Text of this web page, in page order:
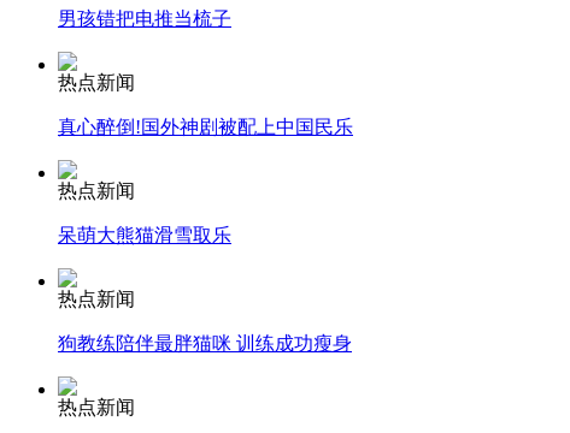
外交部：有关国家言论片面不公正
安徽一实载49人客车翻车
走！跟着总书记去植树
消防员救轻生者 花炮节热闹非凡 减压"枕头大战"
男孩错把电推当梳子
热点新闻
真心醉倒!国外神剧被配上中国民乐
热点新闻
呆萌大熊猫滑雪取乐
热点新闻
狗教练陪伴最胖猫咪 训练成功瘦身
热点新闻